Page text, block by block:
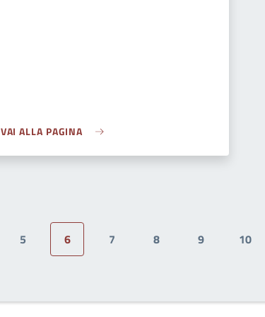
VAI ALLA PAGINA
Page
5
Pagina attuale
6
Page
7
Page
8
Page
9
Page
10